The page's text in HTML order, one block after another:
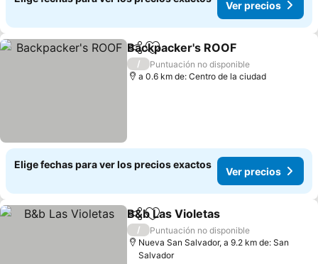
Ver precios
CompartirAgregar a favoritos
Backpacker's ROOF
/
Puntuación no disponible
a 0.6 km de: Centro de la ciudad
Elige fechas para ver los precios exactos
Ver precios
CompartirAgregar a favoritos
B&b Las Violetas
/
Puntuación no disponible
Nueva San Salvador, a 9.2 km de: San
Salvador